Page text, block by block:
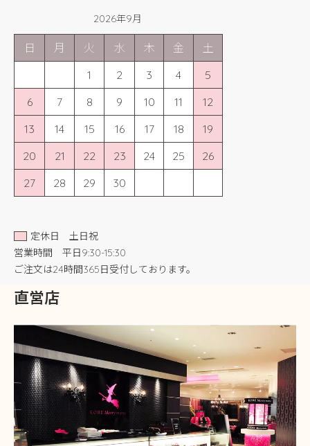
2026年9月
日 月 火 水 木 金
土
1
2 3 4
5
6
7 8 9 10 11
12
13
14 15 16 17 18
19
20
21 22 23 24 25
26
27
28 29 30
定休日 土日祝
営業時間 平日9:30-15:30
ご注文は24時間365日受付しております。
直営店